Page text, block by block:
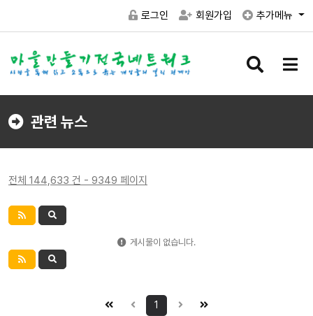
로그인 회원가입 추가메뉴
검
버
메
버
관련 뉴스
전체 144,633 건 - 9349 페이지
게시물이 없습니다.
1